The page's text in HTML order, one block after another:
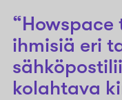
ihmisiä eri
kolahtava